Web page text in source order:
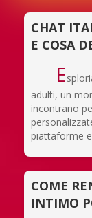
CHAT
E COSA
E
adulti, un
incontrano
piattaforme
COME
INTIMO